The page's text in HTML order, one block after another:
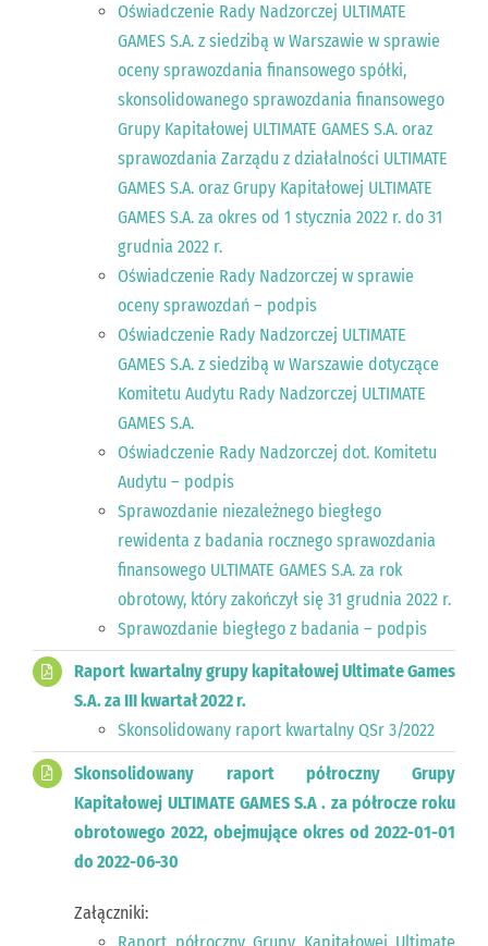
Oświadczenie Rady Nadzorczej ULTIMATE
GAMES S.A. z siedzibą w Warszawie w sprawie
oceny sprawozdania finansowego spółki,
skonsolidowanego sprawozdania finansowego
Grupy Kapitałowej ULTIMATE GAMES S.A. oraz
sprawozdania Zarządu z działalności ULTIMATE
GAMES S.A. oraz Grupy Kapitałowej ULTIMATE
GAMES S.A. za okres od 1 stycznia 2022 r. do 31
grudnia 2022 r.
Oświadczenie Rady Nadzorczej w sprawie
oceny sprawozdań – podpis
Oświadczenie Rady Nadzorczej ULTIMATE
GAMES S.A. z siedzibą w Warszawie dotyczące
Komitetu Audytu Rady Nadzorczej ULTIMATE
GAMES S.A.
Oświadczenie Rady Nadzorczej dot. Komitetu
Audytu – podpis
Sprawozdanie niezależnego biegłego
rewidenta z badania rocznego sprawozdania
finansowego ULTIMATE GAMES S.A. za rok
obrotowy, który zakończył się 31 grudnia 2022 r.
Sprawozdanie biegłego z badania – podpis
Raport kwartalny grupy kapitałowej Ultimate Games
S.A. za III kwartał 2022 r.
Skonsolidowany raport kwartalny QSr 3/2022
Skonsolidowany raport półroczny Grupy
Kapitałowej ULTIMATE GAMES S.A . za półrocze roku
obrotowego 2022, obejmujące okres od 2022-01-01
do 2022-06-30
Załączniki:
Raport półroczny Grupy Kapitałowej Ultimate